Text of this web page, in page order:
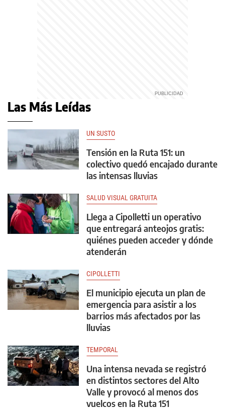
Las Más Leídas
UN SUSTO
Tensión en la Ruta 151: un
colectivo quedó encajado durante
las intensas lluvias
SALUD VISUAL GRATUITA
Llega a Cipolletti un operativo
que entregará anteojos gratis:
quiénes pueden acceder y dónde
atenderán
CIPOLLETTI
El municipio ejecuta un plan de
emergencia para asistir a los
barrios más afectados por las
lluvias
TEMPORAL
Una intensa nevada se registró
en distintos sectores del Alto
Valle y provocó al menos dos
vuelcos en la Ruta 151